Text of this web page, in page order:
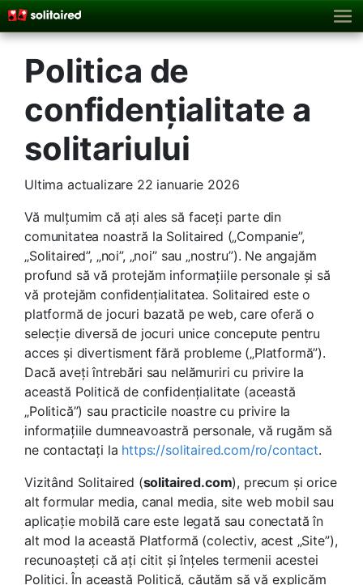
Politica de
confidențialitate a
solitariului
Ultima actualizare 22 ianuarie 2026
Vă mulțumim că ați ales să faceți parte din
comunitatea noastră la Solitaired („Companie”,
„Solitaired”, „noi”, „noi” sau „nostru”). Ne angajăm
profund să vă protejăm informațiile personale și să
vă protejăm confidențialitatea. Solitaired este o
platformă de jocuri bazată pe web, care oferă o
selecție diversă de jocuri unice concepute pentru
acces și divertisment fără probleme („Platformă”).
Dacă aveți întrebări sau nelămuriri cu privire la
această Politică de confidențialitate (această
„Politică”) sau practicile noastre cu privire la
informațiile dumneavoastră personale, vă rugăm să
ne contactați la https://solitaired.com/ro/contact.
Vizitând Solitaired (solitaired.com), precum și orice
alt formular media, canal media, site web mobil sau
aplicație mobilă care este legată sau conectată în
alt mod la această Platformă (colectiv, acest „Site”),
recunoașteți că ați citit și înțeles termenii acestei
Politici. În această Politică, căutăm să vă explicăm